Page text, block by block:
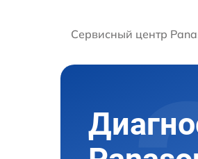
Сервисный центр